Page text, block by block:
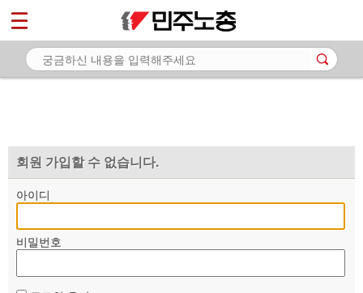
회원 가입할 수 없습니다.
아이디
비밀번호
마이페이지
소개
자료
부설기관